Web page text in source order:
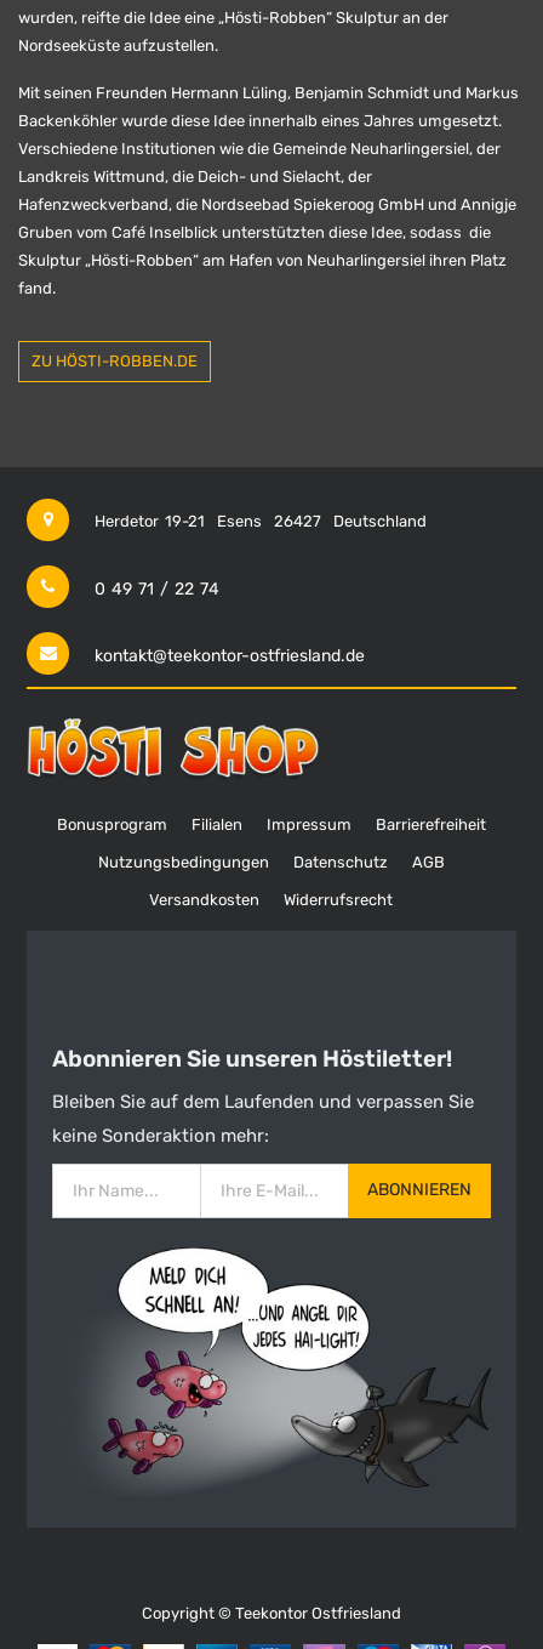
wurden, reifte die Idee eine „Hösti-Robben“ Skulptur an der
Nordseeküste aufzustellen.
Mit seinen Freunden Hermann Lüling, Benjamin Schmidt und Markus
Backenköhler wurde diese Idee innerhalb eines Jahres umgesetzt.
Verschiedene Institutionen wie die Gemeinde Neuharlingersiel, der
Landkreis Wittmund, die Deich- und Sielacht, der
Hafenzweckverband, die Nordseebad Spiekeroog GmbH und Annigje
Gruben vom Café Inselblick unterstützten diese Idee, sodass die
Skulptur „Hösti-Robben“ am Hafen von Neuharlingersiel ihren Platz
fand.
ZU HÖSTI-ROBBEN.DE
Herdetor 19-21 Esens 26427 Deutschland
0 49 71 / 22 74
kontakt@teekontor-ostfriesland.de
Bonusprogram Filialen Impressum Barrierefreiheit
Nutzungsbedingungen Datenschutz AGB
Versandkosten Widerrufsrecht
Abonnieren Sie unseren Höstiletter!
Bleiben Sie auf dem Laufenden und verpassen Sie
keine Sonderaktion mehr:
ABONNIEREN
Copyright © Teekontor Ostfriesland